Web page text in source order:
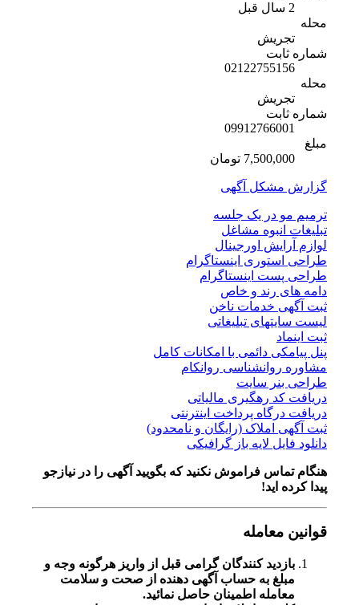
تجریش
شماره ثابت
02122755156
تجریش
شماره ثابت
09912766001
7,500,000 تومان
گزارش مشکل آگهی
ترمیم مو در یک جلسه
تبلیغات انبوه مشاغل
لوازم آرایش اورجینال
طراحی استوری اینستاگرام
طراحی پست اینستاگرام
دامه های رند و خاص
ثبت آگهی خدمات ناخن
لیست سایتهای تبلیغاتی
ثبت اینماد
پنل پیامکی دائمی با امکانات کامل
مشاوره روانشناسی روانکام
طراحی بنر سایت
دریافت کد رهگیری مالیاتی
دریافت درگاه پرداخت اینترنتی
ثبت آگهی املاک (رایگان و نامحدود)
دانلود فایل لایه باز گرافیکی
هنگام تماس فراموش نکنید که بگویید آگهی را در نیازجو
پیدا کرده اید!
قوانین معامله
بازدید کنندگان گرامی قبل از واریز هرگونه وجه و
مبلغ به حساب آگهی دهنده از صحت و سلامت
معامله اطمینان حاصل نمائید.